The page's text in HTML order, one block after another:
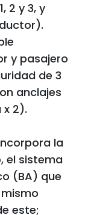
2 y 3, y
y pasajero
de 3
anclajes
2).
la
el sistema
(BA) que
este;